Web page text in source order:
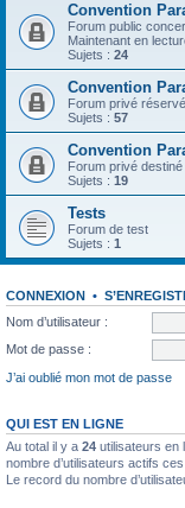
Convention
Forum public
Maintenant en
Sujets : 24
Convention
Forum privé
Sujets : 57
Convention
Forum privé
Sujets : 19
Tests
Forum de test
Sujets : 1
CONNEXION •
Nom d’utilisateur :
Mot de passe :
J’ai oublié mon mot de passe
QUI EST EN LIGNE
Au total il y a 24 utilisateurs en
nombre d’utilisateurs actifs
Le record du nombre